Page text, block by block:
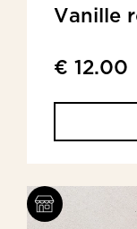
Vanille
€ 12.00